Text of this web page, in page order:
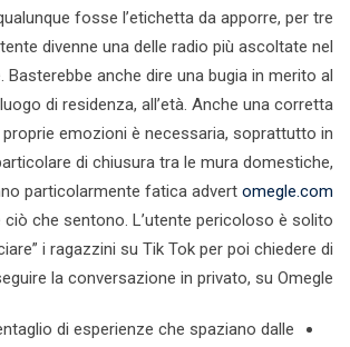
fosse l’etichetta da apporre, per tre
divenne una delle radio più ascoltate nel
Basterebbe anche dire una bugia in merito al
di residenza, all’età. Anche una corretta
emozioni è necessaria, soprattutto in
di chiusura tra le mura domestiche,
particolarmente fatica advert omegle.com
ciò che sentono. L’utente pericoloso è solito
i ragazzini su Tik Tok per poi chiedere di
la conversazione in privato, su Omegle.
di esperienze che spaziano dalle